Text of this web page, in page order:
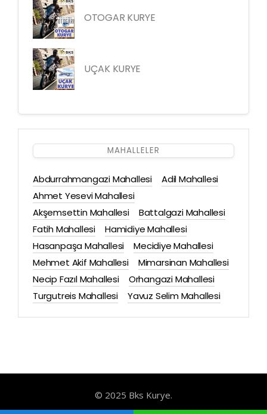
OTOGAR KURYE
UÇAK KURYE
MAHALLELER
Abdurrahmangazi Mahallesi
Adil Mahallesi
Ahmet Yesevi Mahallesi
Akşemsettin Mahallesi
Battalgazi Mahallesi
Fatih Mahallesi
Hamidiye Mahallesi
Hasanpaşa Mahallesi
Mecidiye Mahallesi
Mehmet Akif Mahallesi
Mimarsinan Mahallesi
Necip Fazıl Mahallesi
Orhangazi Mahallesi
Turgutreis Mahallesi
Yavuz Selim Mahallesi
© 2025 Bks Kurye.